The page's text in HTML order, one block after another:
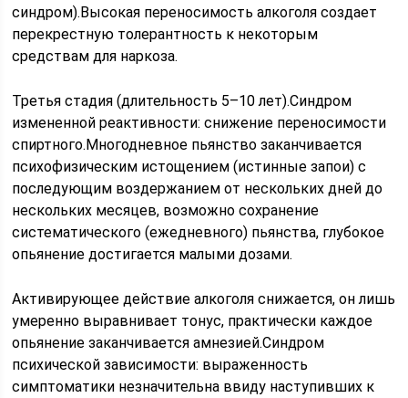
синдром).Высокая переносимость алкоголя создает
перекрестную толерантность к некоторым
средствам для наркоза.
Третья стадия (длительность 5–10 лет).Синдром
измененной реактивности: снижение переносимости
спиртного.Многодневное пьянство заканчивается
психофизическим истощением (истинные запои) с
последующим воздержанием от нескольких дней до
нескольких месяцев, возможно сохранение
систематического (ежедневного) пьянства, глубокое
опьянение достигается малыми дозами.
Активирующее действие алкоголя снижается, он лишь
умеренно выравнивает тонус, практически каждое
опьянение заканчивается амнезией.Синдром
психической зависимости: выраженность
симптоматики незначительна ввиду наступивших к